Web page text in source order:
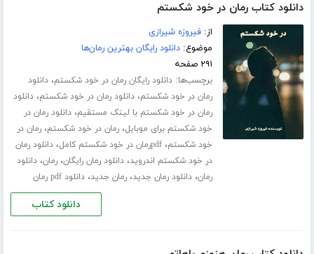
دانلود کتاب رمان در خود شکستم
از:فیروزه شیرازی
موضوع:دانلود رایگان بهترین رمان‌ها
۲۹۱ صفحه
برچسب‌ها:دانلود رایگان رمان در خود شکستم،دانلود
رمان در خود شکستم،دانلود رمان در خود شکستم،دانلود
رمان در خود شکستم با لینک مستقیم،دانلود رمان در
خود شکستم برای موبایل،رمان در خود شکستم،رمان در
خود شکستم،pdfرمان در خود شکستم کامل ،دانلود رمان
در خود شکستم اندروید،دانلود رمان رایگان،رمان،دانلود
رمان،دانلود رمان جدید،رمان جدید،دانلود pdf رمان
دانلود کتاب